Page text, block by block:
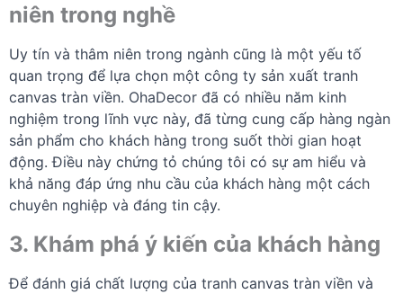
niên trong nghề
Uy tín và thâm niên trong ngành cũng là một yếu tố
quan trọng để lựa chọn một công ty sản xuất tranh
canvas tràn viền. OhaDecor đã có nhiều năm kinh
nghiệm trong lĩnh vực này, đã từng cung cấp hàng ngàn
sản phẩm cho khách hàng trong suốt thời gian hoạt
động. Điều này chứng tỏ chúng tôi có sự am hiểu và
khả năng đáp ứng nhu cầu của khách hàng một cách
chuyên nghiệp và đáng tin cậy.
3. Khám phá ý kiến của khách hàng
Để đánh giá chất lượng của tranh canvas tràn viền và